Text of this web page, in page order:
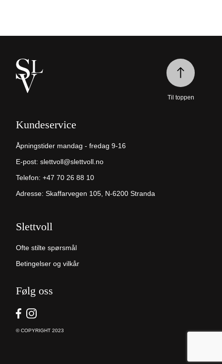
Kundeservice
Åpningstider mandag - fredag 9-16
E-post: slettvoll@slettvoll.no
Telefon: +47 70 26 88 10
Adresse: Skaffarvegen 105, N-6200 Stranda
Slettvoll
Ofte stilte spørsmål
Betingelser og vilkår
Følg oss
© COPYRIGHT 2023
Til toppen